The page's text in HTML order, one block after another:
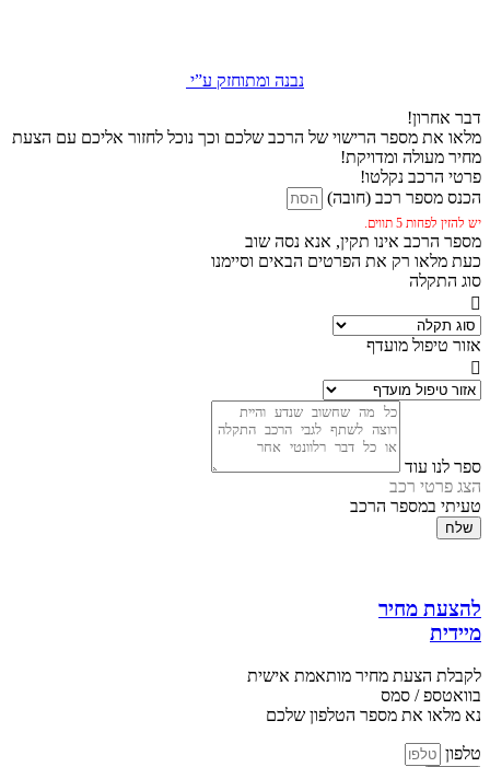
נבנה ומתוחזק ע”י
דבר אחרון!
מלאו את מספר הרישוי של הרכב שלכם וכך נוכל לחזור אליכם עם הצעת
מחיר מעולה ומדויקת!
פרטי הרכב נקלטו!
הכנס מספר רכב (חובה)
יש להזין לפחות 5 תווים.
מספר הרכב אינו תקין, אנא נסה שוב
כעת מלאו רק את הפרטים הבאים וסיימנו
סוג התקלה
אזור טיפול מועדף
ספר לנו עוד
הצג פרטי רכב
טעיתי במספר הרכב
שלח
להצעת מחיר
מיידית
לקבלת הצעת מחיר מותאמת אישית
בוואטספ / סמס
נא מלאו את מספר הטלפון שלכם
טלפון